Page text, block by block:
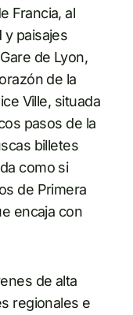
Francia, al
y paisajes
de Lyon,
de la
Ville, situada
pasos de la
billetes
como si
de Primera
encaja con
de alta
regionales e